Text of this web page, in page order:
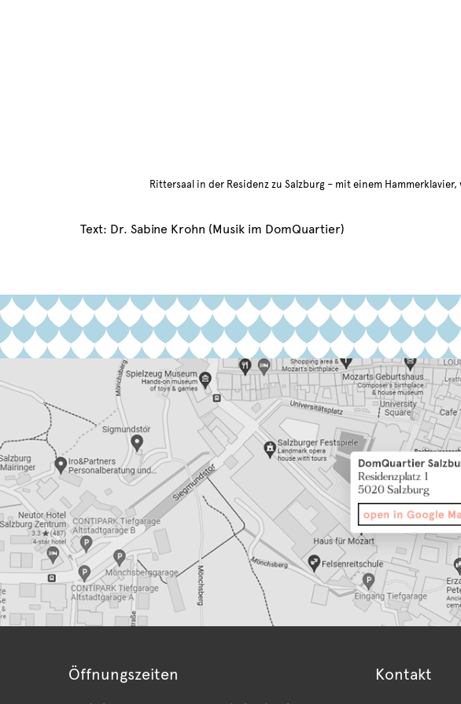
Rittersaal in der Residenz zu Salzburg – mit einem
Text: Dr. Sabine Krohn (Musik im DomQuartier)
Kontakt
Öffnungszeiten